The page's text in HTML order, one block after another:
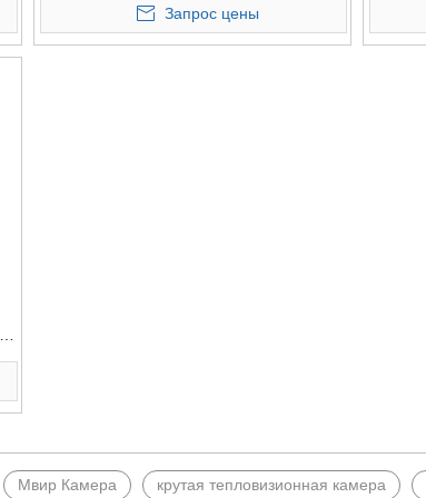
действия охлаждаемая тепловизионная
камера Ptz
Запрос цены
Мвир Камера крутая тепловизионная камера